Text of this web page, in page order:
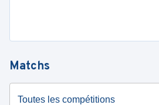
Matchs
Toutes les compétitions